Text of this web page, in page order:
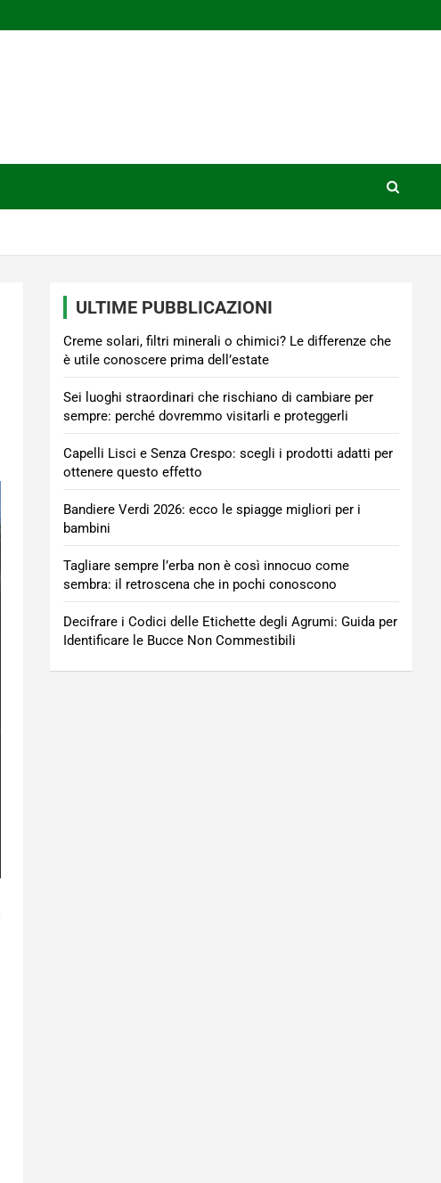
ULTIME PUBBLICAZIONI
Creme solari, filtri minerali o chimici? Le differenze che
è utile conoscere prima dell’estate
Sei luoghi straordinari che rischiano di cambiare per
sempre: perché dovremmo visitarli e proteggerli
Capelli Lisci e Senza Crespo: scegli i prodotti adatti per
ottenere questo effetto
Bandiere Verdi 2026: ecco le spiagge migliori per i
bambini
Tagliare sempre l’erba non è così innocuo come
sembra: il retroscena che in pochi conoscono
Decifrare i Codici delle Etichette degli Agrumi: Guida per
Identificare le Bucce Non Commestibili